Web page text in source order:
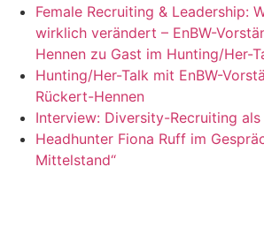
Female Recruiting & Leadership:
wirklich verändert – EnBW-
Hennen zu Gast im Hunting/Her-
Hunting/Her-Talk mit EnBW-
Rückert-Hennen
Interview: Diversity-Recruiting
Headhunter Fiona Ruff im
Mittelstand“